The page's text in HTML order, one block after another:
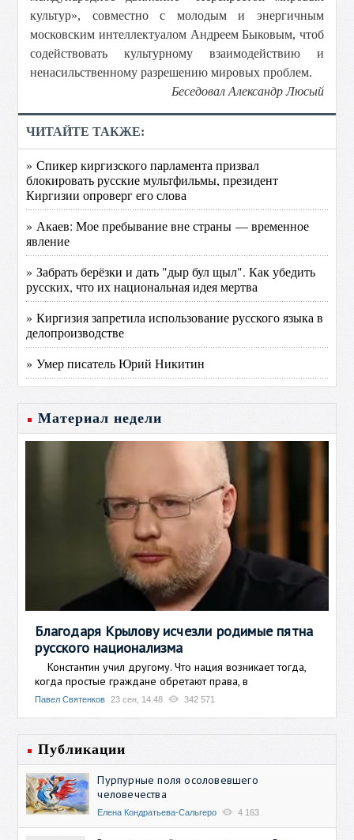
культур», совместно с молодым и энергичным
московским интеллектуалом Андреем Быковым, чтоб
содействовать культурному взаимодействию и
ненасильственному разрешению мировых проблем.
Беседовал Александр Люсый
ЧИТАЙТЕ ТАКЖЕ:
» Спикер киргизского парламента призвал
блокировать русские мультфильмы, президент
Киргизии опроверг его слова
» Акаев: Мое пребывание вне страны — временное
явление
» Забрать берёзки и дать "дыр бул щыл". Как убедить
русских, что их национальная идея мертва
» Киргизия запретила использование русского языка в
делопроизводстве
» Умер писатель Юрий Никитин
Материал недели
Благодаря Крылову исчезли родимые пятна
русского национализма
Константин учил другому. Что нация возникает тогда,
когда простые граждане обретают права, в
Павел Святенков 23 сен, 14:48 342 571
Публикации
Пурпурные поля осоловевшего
человечества
Елена Кондратьева-Сальгеро 4 163